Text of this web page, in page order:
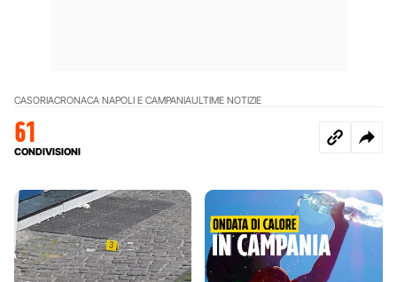
CASORIACRONACA NAPOLI E CAMPANIAULTIME NOTIZIE
61
CONDIVISIONI